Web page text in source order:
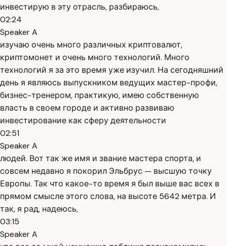
инвестирую в эту отрасль, разбираюсь,
02:24
Speaker A
изучаю очень много различных криптовалют,
криптомонет и очень много технологий. Много
технологий я за это время уже изучил. На сегодняшний
день я являюсь выпускником ведущих мастер-профи,
бизнес-тренером, практикую, имею собственную
власть в своем городе и активно развиваю
инвестирование как сферу деятельности
02:51
Speaker A
людей. Вот так же имя и звание мастера спорта, и
совсем недавно я покорил Эльбрус — высшую точку
Европы. Так что какое-то время я был выше вас всех в
прямом смысле этого слова, на высоте 5642 метра. И
так, я рад, надеюсь,
03:15
Speaker A